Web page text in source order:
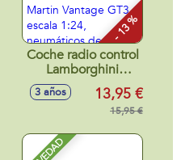
- 13 %
Coche radio control
Lamborghini
Aventador SVJ
Roadster, Porsche
911 RS GT3, Aston
GT3 escala 1:24,
3 años 13,95 €
15,95 €